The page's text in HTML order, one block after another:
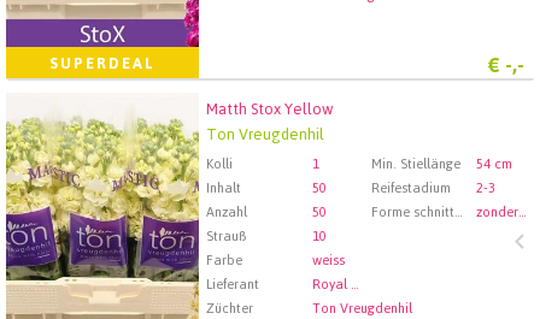
SUPERDEAL € -,-
Matth Stox Yellow
Ton Vreugdenhil
Kolli 1 Min. Stiellänge
54 cm
Inhalt
50 Reifestadium
2-3
Anzahl
50 Forme schnittblumen
zonder wortel
Strauß
10
Farbe
weiss
Lieferant
Royal FloraHolland Aalsmeer
Züchter
Ton Vreugdenhil
Matth Stox Yellow
Wählen Sie zuerst ein Abfartdatum.